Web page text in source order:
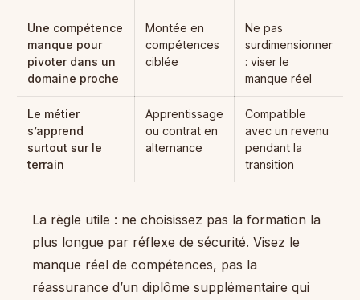
Une compétence
manque pour
pivoter dans un
domaine proche
Montée en
compétences
ciblée
Ne pas
surdimensionner
: viser le
manque réel
Le métier
s’apprend
surtout sur le
terrain
Apprentissage
ou contrat en
alternance
Compatible
avec un revenu
pendant la
transition
La règle utile : ne choisissez pas la formation la
plus longue par réflexe de sécurité. Visez le
manque réel de compétences, pas la
réassurance d’un diplôme supplémentaire qui